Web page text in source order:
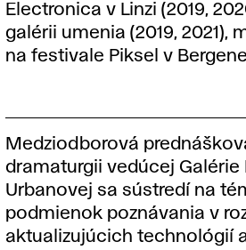
Electronica v Linzi (2019,
galérii umenia (2019, 2021),
na festivale Piksel v Bergene
Medziodborová
dramaturgii vedúcej Galérie
Urbanovej sa sústredí na
podmienok poznávania v
aktualizujúcich technológií